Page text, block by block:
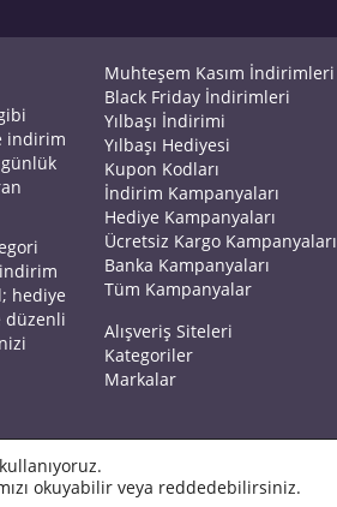
indirim
hediye
düzenli
Muhteşem Kasım İndirimleri
Black Friday İndirimleri
Yılbaşı İndirimi
Yılbaşı Hediyesi
Kupon Kodları
İndirim Kampanyaları
Hediye Kampanyaları
Ücretsiz Kargo Kampanyaları
Banka Kampanyaları
Tüm Kampanyalar
Alışveriş Siteleri
Kategoriler
Markalar
okuyabilir veya reddedebilirsiniz.